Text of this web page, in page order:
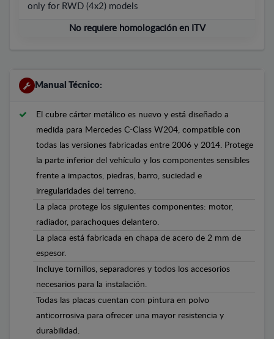
only for RWD (4x2) models
No requiere homologación en ITV
Manual Técnico:
El cubre cárter metálico es nuevo y está diseñado a
medida para Mercedes C-Class W204, compatible con
todas las versiones fabricadas entre 2006 y 2014. Protege
la parte inferior del vehículo y los componentes sensibles
frente a impactos, piedras, barro, suciedad e
irregularidades del terreno.
La placa protege los siguientes componentes: motor,
radiador, parachoques delantero.
La placa está fabricada en chapa de acero de 2 mm de
espesor.
Incluye tornillos, separadores y todos los accesorios
necesarios para la instalación.
Todas las placas cuentan con pintura en polvo
anticorrosiva para ofrecer una mayor resistencia y
durabilidad.